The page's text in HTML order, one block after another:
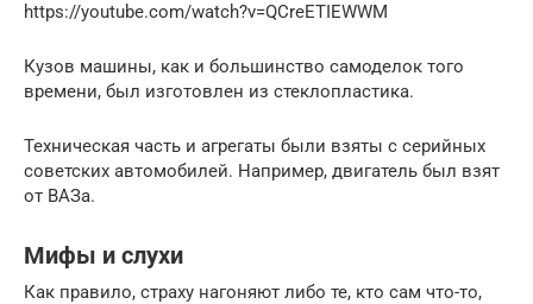
https://youtube.com/watch?v=QCreETIEWWM
Кузов машины, как и большинство самоделок того
времени, был изготовлен из стеклопластика.
Техническая часть и агрегаты были взяты с серийных
советских автомобилей. Например, двигатель был взят
от ВАЗа.
Мифы и слухи
Как правило, страху нагоняют либо те, кто сам что-то,